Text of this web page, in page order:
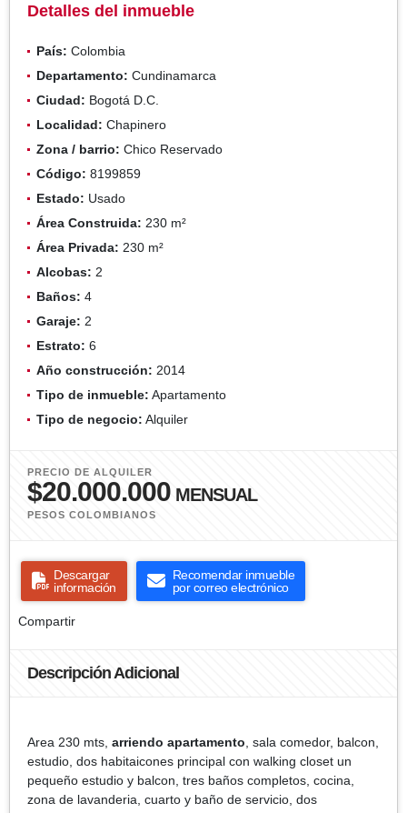
Detalles del inmueble
País: Colombia
Departamento: Cundinamarca
Ciudad: Bogotá D.C.
Localidad: Chapinero
Zona / barrio: Chico Reservado
Código: 8199859
Estado: Usado
Área Construida: 230 m²
Área Privada: 230 m²
Alcobas: 2
Baños: 4
Garaje: 2
Estrato: 6
Año construcción: 2014
Tipo de inmueble: Apartamento
Tipo de negocio: Alquiler
PRECIO DE ALQUILER
$20.000.000 MENSUAL
PESOS COLOMBIANOS
Descargar
información
Recomendar inmueble
por correo electrónico
Compartir
Descripción Adicional
Area 230 mts, arriendo apartamento , sala comedor, balcon,
estudio, dos habitaicones principal con walking closet un
pequeño estudio y balcon, tres baños completos, cocina,
zona de lavanderia, cuarto y baño de servicio, dos